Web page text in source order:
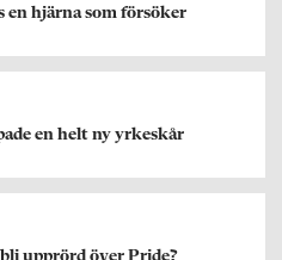
en hjärna som försöker
en helt ny yrkeskår